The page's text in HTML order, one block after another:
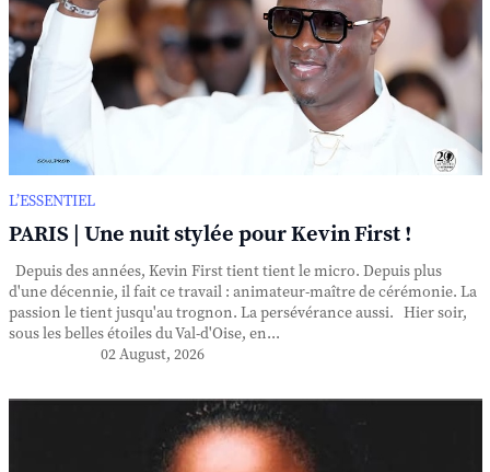
L’ESSENTIEL
PARIS | Une nuit stylée pour Kevin First !
Depuis des années, Kevin First tient tient le micro. Depuis plus
d'une décennie, il fait ce travail : animateur-maître de cérémonie. La
passion le tient jusqu'au trognon. La persévérance aussi. Hier soir,
sous les belles étoiles du Val-d'Oise, en...
02 August, 2026